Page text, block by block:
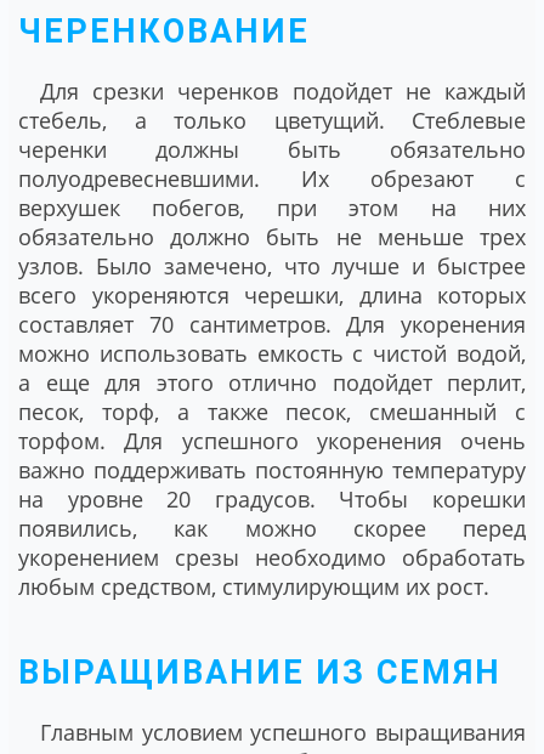
ЧЕРЕНКОВАНИЕ
Для срезки черенков подойдет не каждый
стебель, а только цветущий. Стеблевые
черенки должны быть обязательно
полуодревесневшими. Их обрезают с
верхушек побегов, при этом на них
обязательно должно быть не меньше трех
узлов. Было замечено, что лучше и быстрее
всего укореняются черешки, длина которых
составляет 70 сантиметров. Для укоренения
можно использовать емкость с чистой водой,
а еще для этого отлично подойдет перлит,
песок, торф, а также песок, смешанный с
торфом. Для успешного укоренения очень
важно поддерживать постоянную температуру
на уровне 20 градусов. Чтобы корешки
появились, как можно скорее перед
укоренением срезы необходимо обработать
любым средством, стимулирующим их рост.
ВЫРАЩИВАНИЕ ИЗ СЕМЯН
Главным условием успешного выращивания